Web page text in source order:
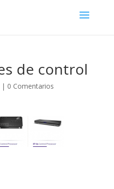
de control
| 0 Comentarios